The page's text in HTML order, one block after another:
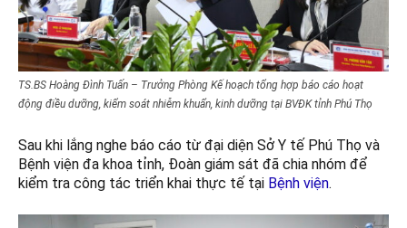
TS.BS Hoàng Đình Tuấn – Trưởng Phòng Kế hoạch tổng hợp báo cáo hoạt
động điều dưỡng, kiểm soát nhiễm khuẩn, kinh dưỡng tại BVĐK tỉnh Phú Thọ
Sau khi lắng nghe báo cáo từ đại diện Sở Y tế Phú Thọ và
Bệnh viện đa khoa tỉnh, Đoàn giám sát đã chia nhóm để
kiểm tra công tác triển khai thực tế tại Bệnh viện.